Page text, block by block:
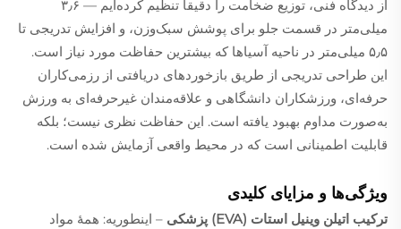
از دیدگاه فنی، توزیع ضخامت را دقیقاً تنظیم کرده‌ایم — ۳٫۶
میلی‌متر در قسمت جلو برای پوشش سبک‌وزن، و افزایش تدریجی تا
۵٫۵ میلی‌متر در ناحیه آسیاها که بیشترین حفاظت مورد نیاز است.
این طراحی تدریجی از طریق بازخوردهای دریافتی از رزمی‌کاران
حرفه‌ای، ورزشکاران دانشگاهی و علاقه‌مندان غیرحرفه‌ای به ورزش
به‌صورت مداوم بهبود یافته است. این حفاظت نظری نیست؛ بلکه
قابلیت اطمینانی است که در محیط واقعی آزمایش شده است.
ویژگی‌ها و مزایای کلیدی
ترکیب اتیلن وینیل استات (EVA) پزشکی
– اینطوریه: همهٔ مواد